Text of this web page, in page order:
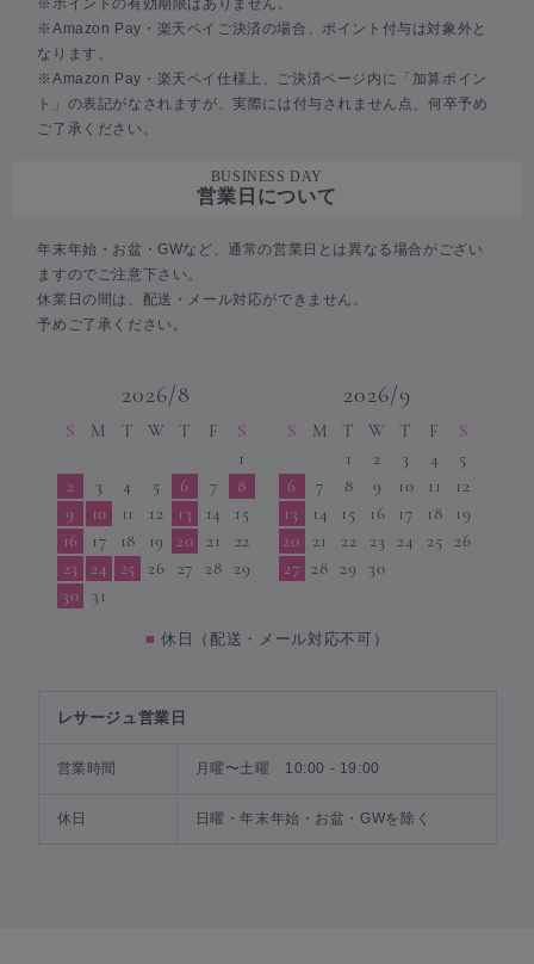
※Amazon Pay・楽天ペイご決済の場合、ポイント付与は対象外と
なります。
※Amazon Pay・楽天ペイ仕様上、ご決済ページ内に「加算ポイン
ト」の表記がなされますが、実際には付与されません点、何卒予め
ご了承ください。
BUSINESS DAY
営業日について
年末年始・お盆・GWなど、通常の営業日とは異なる場合がござい
ますのでご注意下さい。
休業日の間は、配送・メール対応ができません。
予めご了承ください。
2026/8
S M T W T F
S
1
2
3 4 5 6 7
8
9
10 11 12 13 14
15
16
17 18 19 20 21
22
23
24 25 26 27 28
29
30
31
2026/9
S M T W T F
S
1
2 3 4
5
6
7 8 9 10 11
12
13
14 15 16 17 18
19
20
21 22 23 24 25
26
27
28 29 30
■ 休日（配送・メール対応不可）
レサージュ営業日
営業時間 月曜〜土曜 10:00 - 19:00
休日 日曜・年末年始・お盆・GWを除く